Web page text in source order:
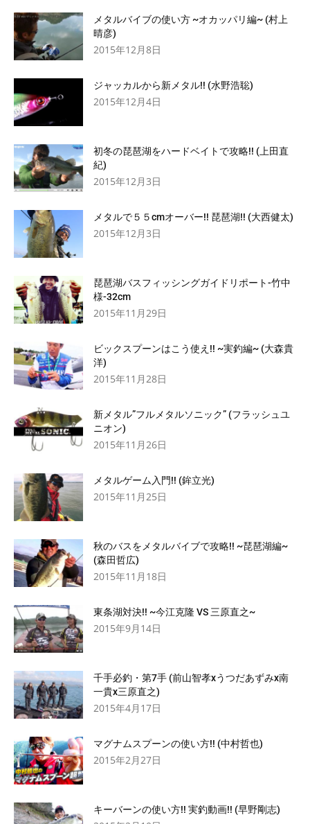
メタルバイブの使い方 ~オカッパリ編~ (村上
晴彦)
2015年12月8日
ジャッカルから新メタル!! (水野浩聡)
2015年12月4日
初冬の琵琶湖をハードベイトで攻略!! (上田直
紀)
2015年12月3日
メタルで５５cmオーバー!! 琵琶湖!! (大西健太)
2015年12月3日
琵琶湖バスフィッシングガイドリポート-竹中
様-32cm
2015年11月29日
ビックスプーンはこう使え!! ~実釣編~ (大森貴
洋)
2015年11月28日
新メタル”フルメタルソニック” (フラッシュユ
ニオン)
2015年11月26日
メタルゲーム入門!! (鉾立光)
2015年11月25日
秋のバスをメタルバイブで攻略!! ~琵琶湖編~
(森田哲広)
2015年11月18日
東条湖対決!! ~今江克隆 VS 三原直之~
2015年9月14日
千手必釣・第7手 (前山智孝xうつだあずみx南
一貴x三原直之)
2015年4月17日
マグナムスプーンの使い方!! (中村哲也)
2015年2月27日
キーバーンの使い方!! 実釣動画!! (早野剛志)